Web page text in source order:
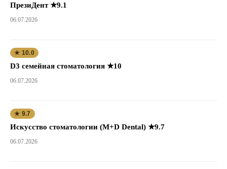
ПрезиДент ★9.1
06.07.2026
★ 10.0
D3 семейная стоматология ★10
06.07.2026
★ 9.7
Искусство стоматологии (M+D Dental) ★9.7
06.07.2026